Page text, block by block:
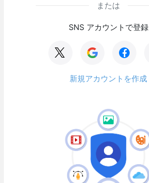
または
SNS アカウントで登録
新規アカウントを作成